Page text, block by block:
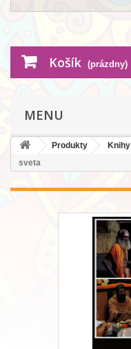
Košík (prázdny)
MENU
Produkty Knihy
sveta